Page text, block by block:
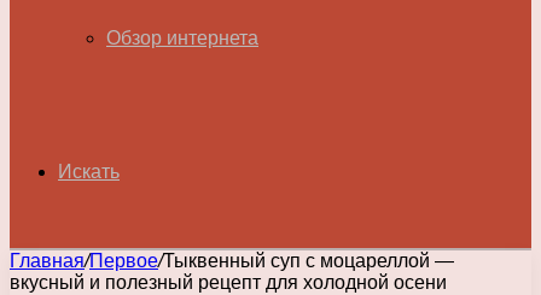
Обзор интернета
Искать
Главная/Первое/Тыквенный суп с моцареллой —
вкусный и полезный рецепт для холодной осени